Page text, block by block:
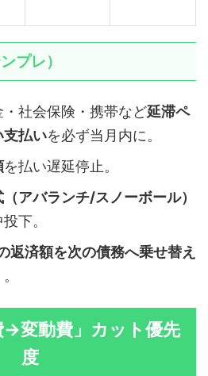
プレ）
社会保険・携帯など延滞ペ
支払いを必ず当月内に。
を払い遅延停止。
アバランチ/スノーボール）
下。
返済額を次の債務へ乗せ替え
→変動費」カット優先
度